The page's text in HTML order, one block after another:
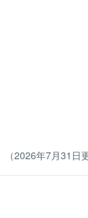
2026年7月31日更